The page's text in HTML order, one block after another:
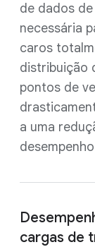
de dados
necessária
caros
distribuição
pontos de
a uma
cargas de